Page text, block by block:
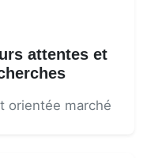
attentes et
orientée marché